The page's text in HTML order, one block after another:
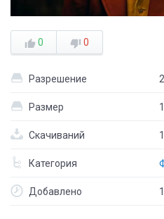
0 0
Разрешение
Размер
Скачиваний
Категория
Добавлено